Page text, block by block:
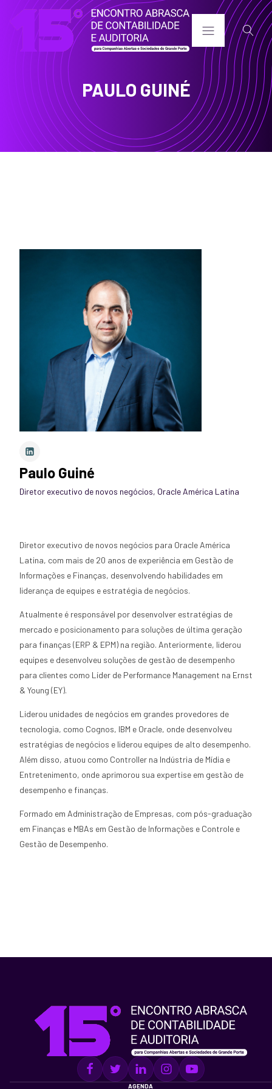
PAULO GUINÉ
Paulo Guiné
Diretor executivo de novos negócios, Oracle América Latina
Diretor executivo de novos negócios para Oracle América
Latina, com mais de 20 anos de experiência em Gestão de
Informações e Finanças, desenvolvendo habilidades em
liderança de equipes e estratégia de negócios.
Atualmente é responsável por desenvolver estratégias de
mercado e posicionamento para soluções de última geração
para finanças (ERP & EPM) na região. Anteriormente, liderou
equipes e desenvolveu soluções de gestão de desempenho
para clientes como Líder de Performance Management na Ernst
& Young (EY).
Liderou unidades de negócios em grandes provedores de
tecnologia, como Cognos, IBM e Oracle, onde desenvolveu
estratégias de negócios e liderou equipes de alto desempenho.
Além disso, atuou como Controller na Indústria de Mídia e
Entretenimento, onde aprimorou sua expertise em gestão de
desempenho e finanças.
Formado em Administração de Empresas, com pós-graduação
em Finanças e MBAs em Gestão de Informações e Controle e
Gestão de Desempenho.
AGENDA